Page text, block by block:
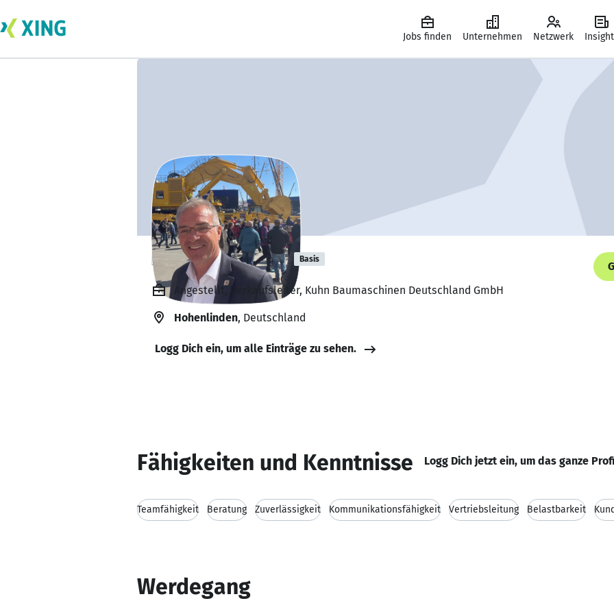
Jobs finden Unternehmen Netzwerk
Helmut Urmann Basis
Angestellt, Verkaufsleiter, Kuhn Baumaschinen Deutschland GmbH
Hohenlinden, Deutschland
Logg Dich ein, um alle Einträge zu sehen.
Fähigkeiten und Kenntnisse Logg Dich jetzt ein, um das ganze
Teamfähigkeit Beratung Zuverlässigkeit Kommunikationsfähigkeit Vertriebsleitung Belastbarkeit
Werdegang